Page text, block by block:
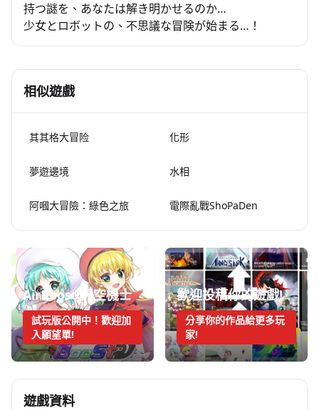
持つ謎を、あなたは解き明かせるのか…
少女とロボットの、不思議な冒険が始まる…！
相似遊戲
其其格大冒险 化形
夢遊邊境 水相
阿嘓大冒險：綠色之旅 電際亂戰ShoPaDen
AirBoost:天空機士
試玩版公開中！歡迎加
入願望單!
歡迎投稿你的遊戲!
分享你的作品給更多玩
家!
遊戲資料